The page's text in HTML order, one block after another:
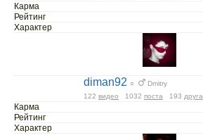
Карма
Рейтинг
Характер
diman92 ○
Dmitry
122 видео 1032 поста 193 друга
Карма
Рейтинг
Характер